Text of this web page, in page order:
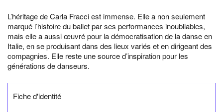
L’héritage de Carla Fracci est immense. Elle a non seulement
marqué l’histoire du ballet par ses performances inoubliables,
mais elle a aussi œuvré pour la démocratisation de la danse en
Italie, en se produisant dans des lieux variés et en dirigeant des
compagnies. Elle reste une source d’inspiration pour les
générations de danseurs.
Fiche d'identité